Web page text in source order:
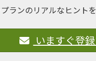
ランのリアルなヒント
いますぐ登